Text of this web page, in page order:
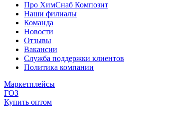
Про ХимСнаб Композит
Наши филиалы
Команда
Новости
Отзывы
Вакансии
Служба поддержки клиентов
Политика компании
Маркетплейсы
ГОЗ
Купить оптом